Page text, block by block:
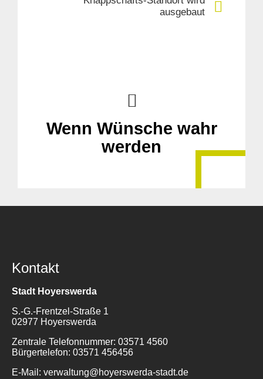
ausgebaut
Wenn Wünsche wahr
werden
Kontakt
Stadt Hoyerswerda
S.-G.-Frentzel-Straße 1
02977 Hoyerswerda
Zentrale Telefonnummer: 03571 4560
Bürgertelefon: 03571 456456
E-Mail: verwaltung@hoyerswerda-stadt.de